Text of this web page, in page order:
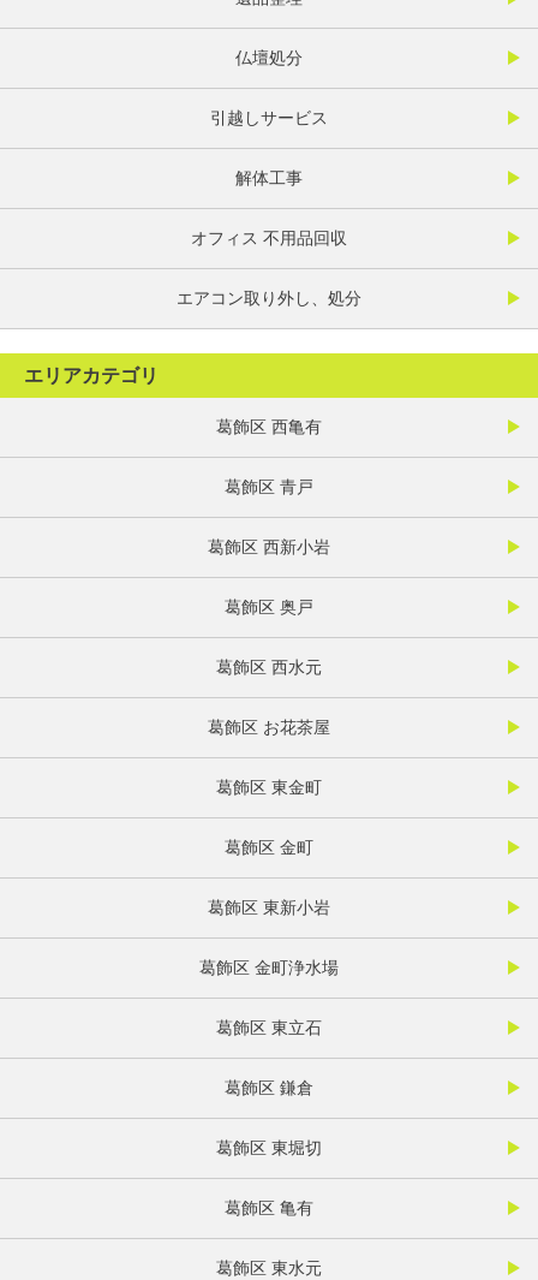
仏壇処分
引越しサービス
解体工事
オフィス 不用品回収
エアコン取り外し、処分
エリアカテゴリ
葛飾区 西亀有
葛飾区 青戸
葛飾区 西新小岩
葛飾区 奥戸
葛飾区 西水元
葛飾区 お花茶屋
葛飾区 東金町
葛飾区 金町
葛飾区 東新小岩
葛飾区 金町浄水場
葛飾区 東立石
葛飾区 鎌倉
葛飾区 東堀切
葛飾区 亀有
葛飾区 東水元